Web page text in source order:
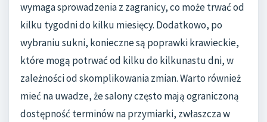
wymaga sprowadzenia z zagranicy, co może trwać od
kilku tygodni do kilku miesięcy. Dodatkowo, po
wybraniu sukni, konieczne są poprawki krawieckie,
które mogą potrwać od kilku do kilkunastu dni, w
zależności od skomplikowania zmian. Warto również
mieć na uwadze, że salony często mają ograniczoną
dostępność terminów na przymiarki, zwłaszcza w